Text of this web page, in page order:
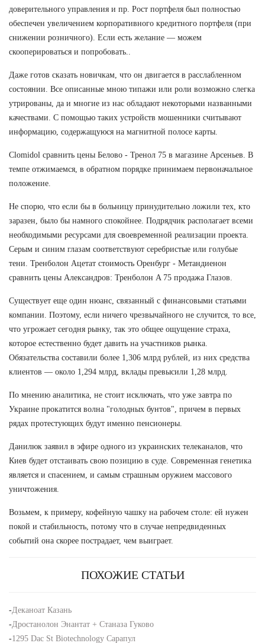
доверительного управления и пр. Рост портфеля был полностью
обеспечен увеличением корпоративного кредитного портфеля (при
снижении розничного). Если есть желание — можем
скооперироваться и попробовать..
Даже готов сказать новичкам, что он двигается в расслабленном
состоянии. Все описанные мною типажи или роли возможно слегка
утрированы, да и многие из нас обладают некоторыми названными
качествами. С помощью таких устройств мошенники считывают
информацию, содержащуюся на магнитной полосе карты.
Clomidol сравнить цены Белово - Тренол 75 в магазине Арсеньев. В
темпе отжимаемся, в обратном порядке принимаем первоначальное
положение.
Не спорю, что если бы в больницу принудительно ложили тех, кто
заразен, было бы намного спокойнее. Подрядчик располагает всеми
необходимыми ресурсами для своевременной реализации проекта.
Серым и синим глазам соответствуют серебристые или голубые
тени. Тренболон Ацетат стоимость Оренбург - Метандиенон
сравнить цены Александров: Тренболон A 75 продажа Глазов.
Существует еще один нюанс, связанный с финансовыми статьями
компании. Поэтому, если ничего чрезвычайного не случится, то все,
что угрожает сегодня рынку, так это общее ощущение страха,
которое естественно будет давить на участников рынка.
Обязательства составили более 1,306 млрд рублей, из них средства
клиентов — около 1,294 млрд, вклады превысили 1,28 млрд.
По мнению аналитика, не стоит исключать, что уже завтра по
Украине прокатится волна "голодных бунтов", причем в первых
рядах протестующих будут именно пенсионеры.
Данилюк заявил в эфире одного из украинских телеканалов, что
Киев будет отстаивать свою позицию в суде. Современная генетика
является и спасением, и самым страшным оружием массового
уничтожения.
Возьмем, к примеру, кофейную чашку на рабочем столе: ей нужен
покой и стабильность, потому что в случае непредвиденных
событий она скорее пострадает, чем выиграет.
ПОХОЖИЕ СТАТЬИ
-Деканоат Казань
-Дростанолон Энантат + Станаза Гуково
-1295 Dac St Biotechnology Сарапул